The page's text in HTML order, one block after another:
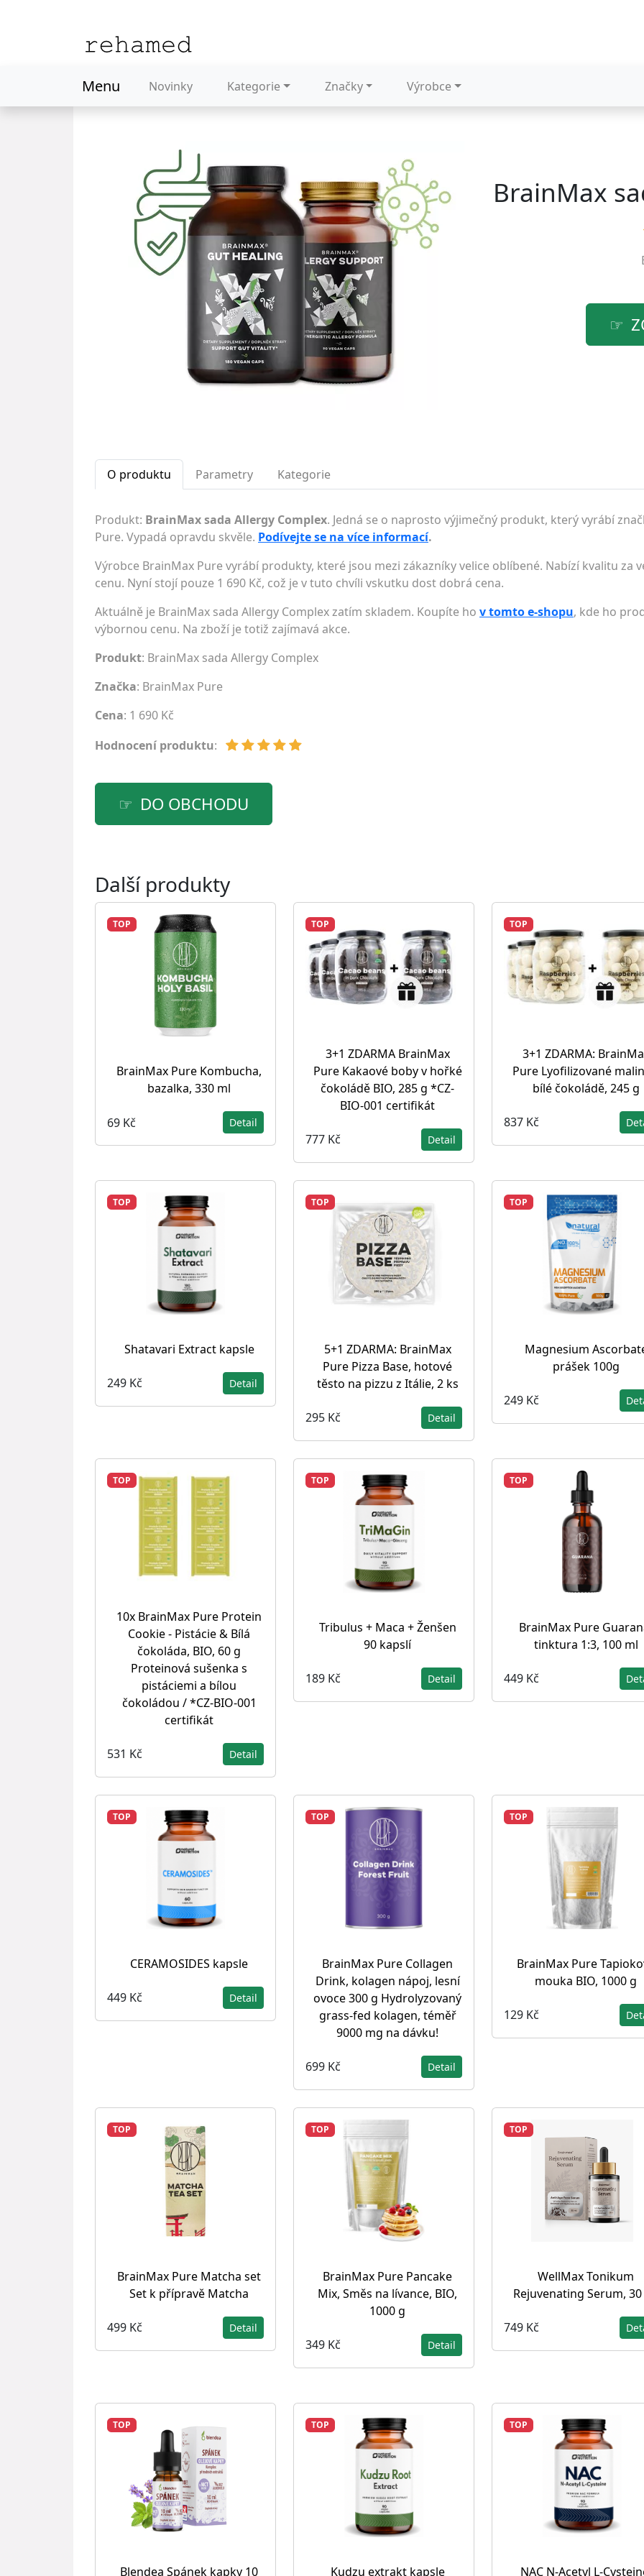
Menu Novinky Kategorie Značky Výrobce
BrainMax
O produktu Parametry Kategorie
Produkt: BrainMax sada Allergy Complex. Jedná se o naprosto výjimečný produkt, který vyrábí
Pure. Vypadá opravdu skvěle. Podívejte se na více informací.
Výrobce BrainMax Pure vyrábí produkty, které jsou mezi zákazníky velice oblíbené. Nabízí kvalitu za
cenu. Nyní stojí pouze 1 690 Kč, což je v tuto chvíli vskutku dost dobrá cena.
Aktuálně je BrainMax sada Allergy Complex zatím skladem. Koupíte ho v tomto e-shopu, kde ho
výbornou cenu. Na zboží je totiž zajímavá akce.
Produkt: BrainMax sada Allergy Complex
Značka: BrainMax Pure
Cena: 1 690 Kč
Hodnocení produktu:
DO OBCHODU
Další produkty
TOP
BrainMax Pure Kombucha,
bazalka, 330 ml
69 Kč Detail
TOP
3+1 ZDARMA BrainMax
Pure Kakaové boby v hořké
čokoládě BIO, 285 g *CZ-
BIO-001 certifikát
777 Kč Detail
TOP
3+1 ZDARMA:
Pure Lyofilizované
bílé čokoládě, 245 g
837 Kč
TOP
Shatavari Extract kapsle
249 Kč Detail
TOP
5+1 ZDARMA: BrainMax
Pure Pizza Base, hotové
těsto na pizzu z Itálie, 2 ks
295 Kč Detail
TOP
Magnesium
prášek 100g
249 Kč
TOP
10x BrainMax Pure Protein
Cookie - Pistácie & Bílá
čokoláda, BIO, 60 g
Proteinová sušenka s
pistáciemi a bílou
čokoládou / *CZ-BIO-001
certifikát
531 Kč Detail
TOP
Tribulus + Maca + Ženšen
90 kapslí
189 Kč Detail
TOP
BrainMax Pure
tinktura 1:3, 100 ml
449 Kč
TOP
CERAMOSIDES kapsle
449 Kč Detail
TOP
BrainMax Pure Collagen
Drink, kolagen nápoj, lesní
ovoce 300 g Hydrolyzovaný
grass-fed kolagen, téměř
9000 mg na dávku!
699 Kč Detail
TOP
BrainMax Pure
mouka BIO, 1000 g
129 Kč
TOP
BrainMax Pure Matcha set
Set k přípravě Matcha
499 Kč Detail
TOP
BrainMax Pure Pancake
Mix, Směs na lívance, BIO,
1000 g
349 Kč Detail
TOP
WellMax Tonikum
Rejuvenating Serum,
749 Kč
TOP
Blendea Spánek kapky 10
TOP
Kudzu extrakt kapsle
TOP
NAC N-Acetyl L-